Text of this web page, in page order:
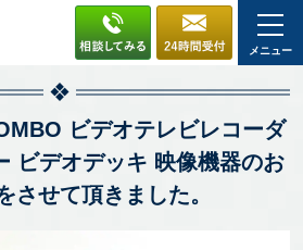
メニュー
ビデオテレビレコーダ
ビデオデッキ 映像機器のお
させて頂きました。